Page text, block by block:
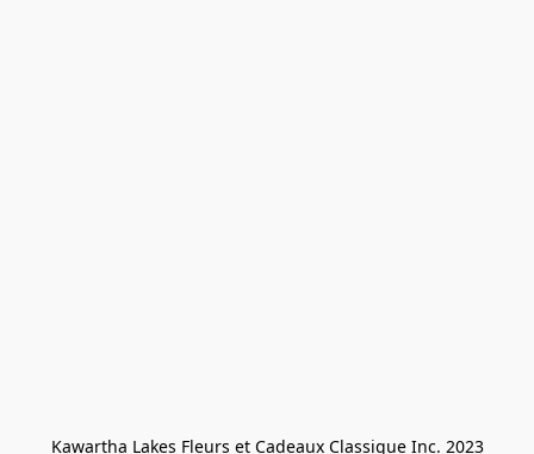
Kawartha Lakes Fleurs et Cadeaux Classique Inc. 2023